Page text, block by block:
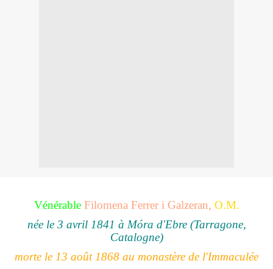
Vénérable Filomena Ferrer i Galzeran, O.M.
née le 3 avril 1841 à Móra d'Ebre(Tarragone,
Catalogne)
morte le 13 août 1868 au monastère de l'Immaculée